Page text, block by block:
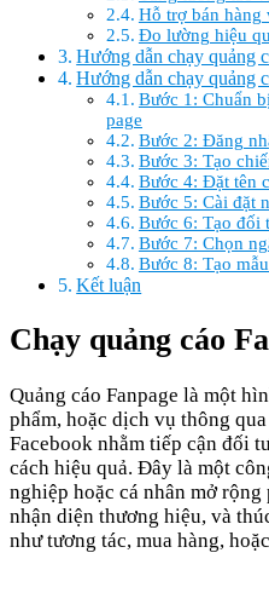
Hỗ trợ bán hàng
Đo lường hiệu
Hướng dẫn chạy quảng
Hướng dẫn chạy quảng
Bước 1: Chuẩn
page
Bước 2: Đăng
Bước 3: Tạo
Bước 4: Đặt tên
Bước 5: Cài đặt
Bước 6: Tạo đối
Bước 7: Chọn
Bước 8: Tạo
Kết luận
Chạy quảng cáo
Quảng cáo Fanpage là một
phẩm, hoặc dịch vụ thông
Facebook nhằm tiếp cận đối
cách hiệu quả. Đây là một
nghiệp hoặc cá nhân mở
nhận diện thương hiệu, và
như tương tác, mua hàng,